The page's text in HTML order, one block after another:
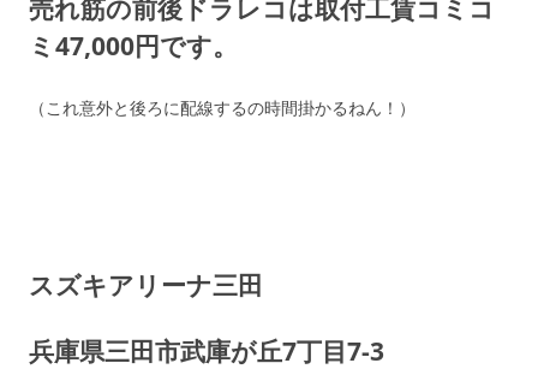
売れ筋の前後ドラレコは取付工賃コミコ
ミ47,000円です。
（これ意外と後ろに配線するの時間掛かるねん！）
スズキアリーナ三田
兵庫県三田市武庫が丘7丁目7-3